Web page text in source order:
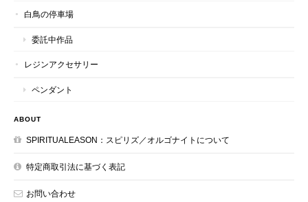
白鳥の停車場
委託中作品
レジンアクセサリー
ペンダント
ABOUT
SPIRITUALEASON：スピリズ／オルゴナイトについて
特定商取引法に基づく表記
お問い合わせ